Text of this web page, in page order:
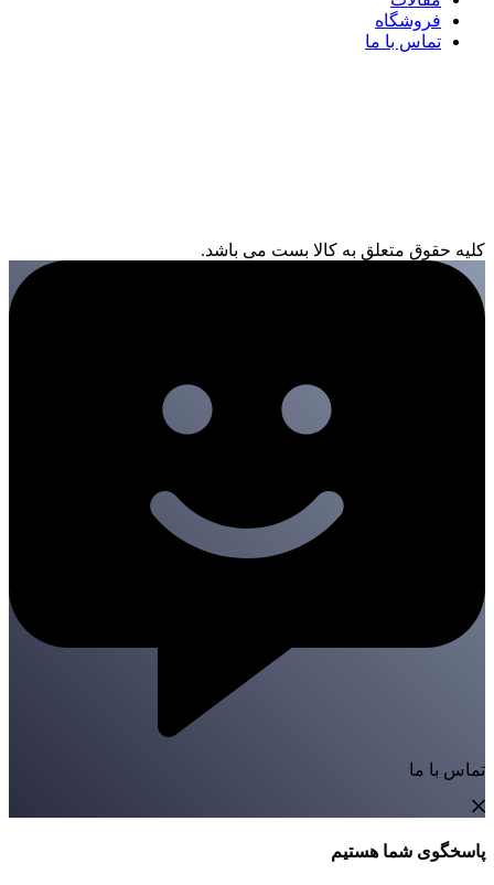
فروشگاه
تماس با ما
کلیه حقوق متعلق به کالا بست می باشد.
تماس با ما
پاسخگوی شما هستیم